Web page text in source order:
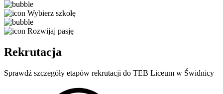
Wybierz szkołę
Rozwijaj pasję
Rekrutacja
Sprawdź szczegóły etapów rekrutacji do TEB Liceum w Świdnicy